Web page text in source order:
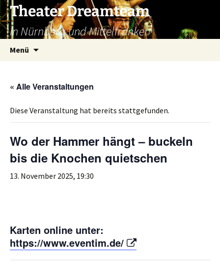
Zum
Inhalt
springen
Theater Dreamteam
in Nürnberg und Mittelfranken
Menü
« Alle Veranstaltungen
Diese Veranstaltung hat bereits stattgefunden.
Wo der Hammer hängt – buckeln
bis die Knochen quietschen
13. November 2025, 19:30
Karten online unter:
https://www.eventim.de/